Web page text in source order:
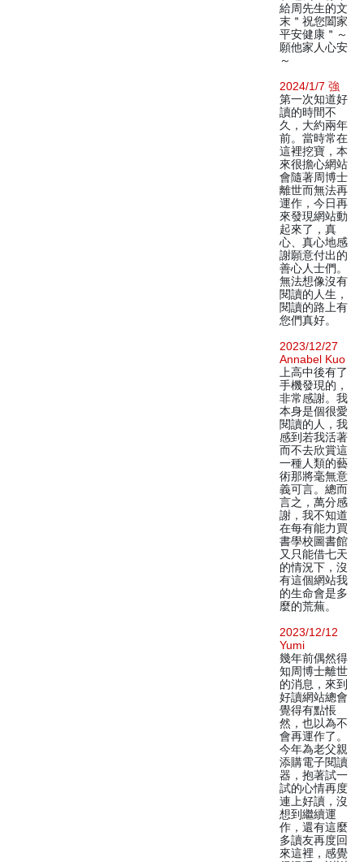
給周先生的文
末＂祝您闔家
平安健康＂～
願他家人心安
～
2024/1/7 強
第一次知道好
讀的時間不
久，大約兩年
前。當時常在
這裡挖寶，本
來很擔心網站
會隨著周博士
離世而無法再
運作，今日再
來發現網站動
起來了，真
心、真心地感
謝願意付出的
善心人士們。
無法想像沒有
閱讀的人生，
閱讀的路上有
您們真好。
2023/12/27
Annabel Kuo
上高中後有了
手機發現的，
非常感謝。我
本身是個很愛
閱讀的人，我
感到若我活著
而不去欣賞這
一種人類的藝
術那將毫無意
義可言。總而
言之，萬分感
謝，我不知道
在每有能力買
書學校圖書館
又只能借七天
的情況下，沒
有這個網站我
的生命會是多
麼的荒蕪。
2023/12/12
Yumi
幾年前偶然得
知周博士離世
的消息，來到
好讀網站總會
覺得有點悵
然，也以為不
會再運作了。
今年為老父親
添購電子閱讀
器，抱著試一
試的心情再度
連上好讀，沒
想到繼續運
作，還有這麼
多讀友再度回
來這裡，感覺